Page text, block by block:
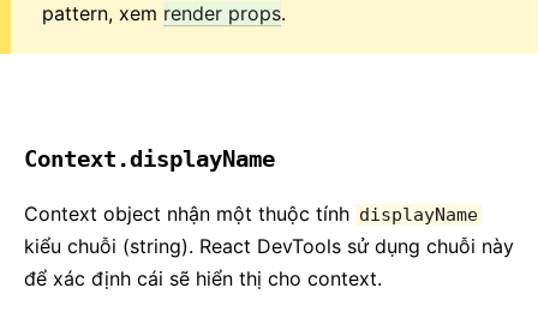
pattern, xem render props.
Context.displayName
Context object nhận một thuộc tính displayName
kiểu chuỗi (string). React DevTools sử dụng chuỗi này
để xác định cái sẽ hiển thị cho context.